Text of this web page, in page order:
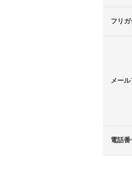
フリガ
メー
電話番